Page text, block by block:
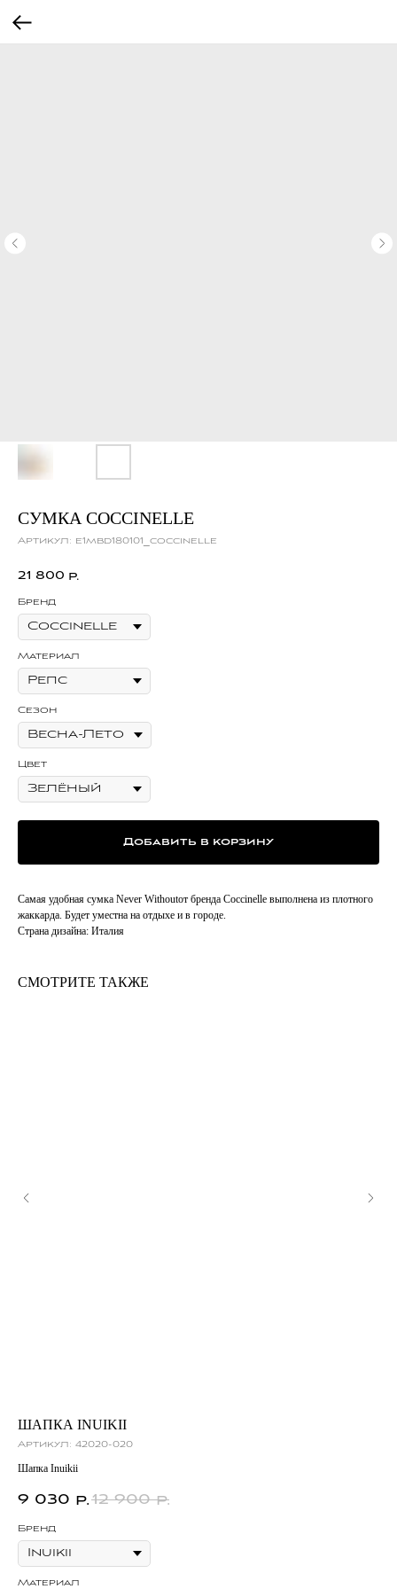
СУМКА COCCINELLE
Артикул: e1mbd180101_coccinelle
21 800 р.
Бренд
Материал
Сезон
Цвет
Добавить в корзину
Самая удобная сумка Never Withoutот бренда Coccinelle выполнена из плотного
жаккарда. Будет уместна на отдыхе и в городе.
Страна дизайна: Италия
СМОТРИТЕ ТАКЖЕ
ШАПКА INUIKII
Артикул: 42020-020
Шапка Inuikii
9 030 р.12 900 р.
Бренд
Материал